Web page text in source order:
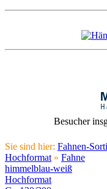
Besucher
Sie sind hier: Fahnen-
Hochformat » Fahne
himmelblau-weiß
Hochformat